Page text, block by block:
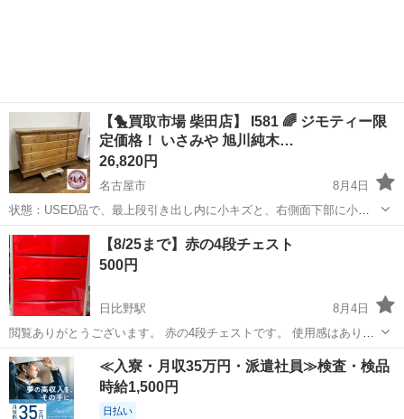
【🐤買取市場 柴田店】 I581 🌈 ジモティー限
定価格！ いさみや 旭川純木…
26,820円
名古屋市
8月4日
状態：USED品で、最上段引き出し内に小キズと、右側面下部に小キ
ズあります。 ※クリーニング済。 🔵ジモティー限定特別価格⭐ 26.820
円（税込）です！！ 店頭販売価格 29.800円（税込）の10％OF...
愛知 名古屋市 収納家具 チェスト
【8/25まで】赤の4段チェスト
500円
日比野駅
8月4日
閲覧ありがとうございます。 赤の4段チェストです。 使用感はありま
すが使用に問題はございません。 大きな傷は写真2枚目をご覧くださ
い。 扉はプラスチックですが本体が木なので重いです。 女性一人では
難しいかもしれません。...
愛知 津島市 日比野駅 収納家具 チェスト
≪入寮・月収35万円・派遣社員≫検査・検品
時給1,500円
日払い